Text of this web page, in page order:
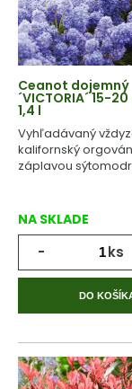
Ceanot dojemný
´VICTORIA´ 15-
1,4 l
Vyhľadávaný
kalifornský
záplavou
NA SKLADE
- ks
DO